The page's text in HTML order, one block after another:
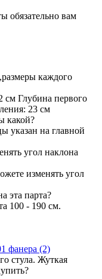
обязательно вам
каждого
Глубина первого
23 см
какой?
указан на главной
угол наклона
изменять угол
эта парта?
100 - 190 см.
фанера (2)
стула. Жуткая